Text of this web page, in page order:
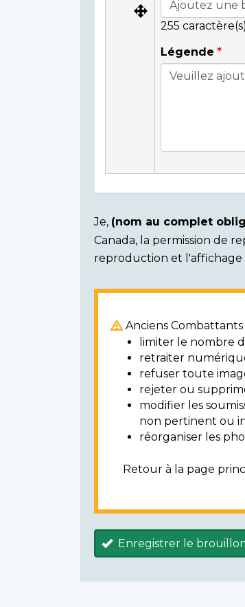
255
Légende
Consent
section
Je, (nom au complet
Canada, la permission de
reproduction et l'affichage
Anciens
limiter le nombre
retraiter
refuser toute
rejeter ou
modifier les
non pertinent ou
réorganiser les
Retour à la page
Enregistrer le